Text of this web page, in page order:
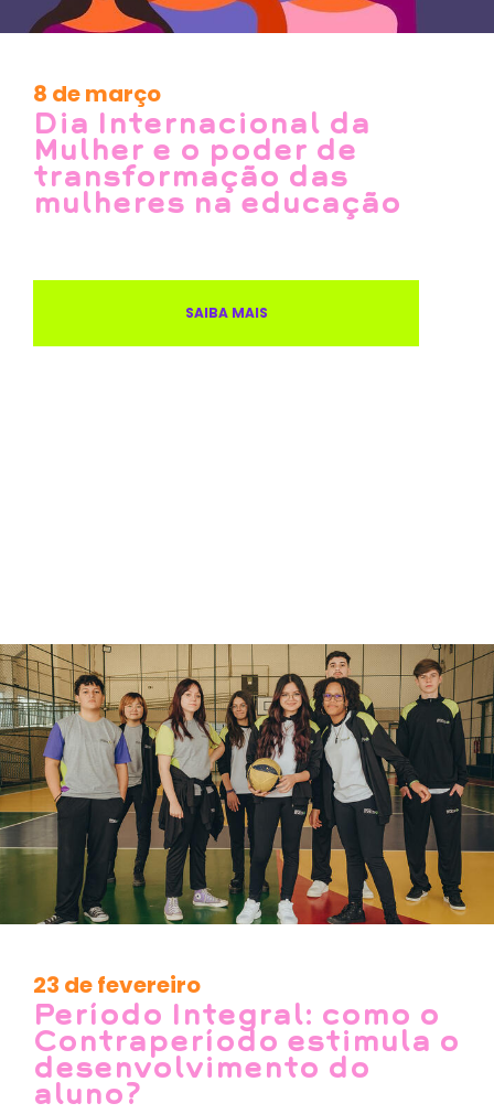
8 de março
Dia Internacional da
Mulher e o poder de
transformação das
mulheres na educação
SAIBA MAIS
23 de fevereiro
Período Integral: como o
Contraperíodo estimula o
desenvolvimento do
aluno?